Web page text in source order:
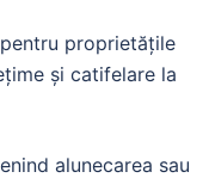
proprietățile
și catifelare la
alunecarea sau